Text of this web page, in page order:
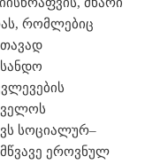
რომლებიც
სოციალურ–
ეროვნულ